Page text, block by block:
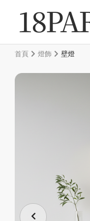
首頁 燈飾 壁燈